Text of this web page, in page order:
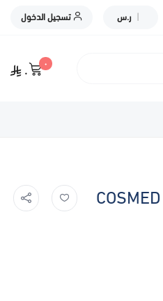
| ر.س تسجيل الدخول
٠
٠